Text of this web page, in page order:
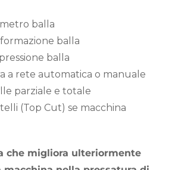
balla
balla
balla
a rete automatica o manuale
parziale e totale
(Top Cut) se macchina
che migliora ulteriormente